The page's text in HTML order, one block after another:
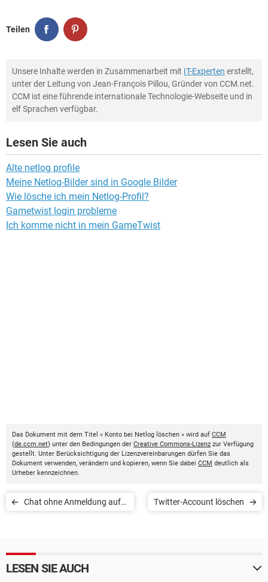
Teilen
Unsere Inhalte werden in Zusammenarbeit mit IT-Experten erstellt,
unter der Leitung von Jean-François Pillou, Gründer von CCM.net.
CCM ist eine führende internationale Technologie-Webseite und in
elf Sprachen verfügbar.
Lesen Sie auch
Alte netlog profile
Meine Netlog-Bilder sind in Google Bilder
Wie lösche ich mein Netlog-Profil?
Gametwist login probleme
Ich komme nicht in mein GameTwist
Das Dokument mit dem Titel « Konto bei Netlog löschen » wird auf CCM
(de.ccm.net) unter den Bedingungen der Creative Commons-Lizenz zur Verfügung
gestellt. Unter Berücksichtigung der Lizenzvereinbarungen dürfen Sie das
Dokument verwenden, verändern und kopieren, wenn Sie dabei CCM deutlich als
Urheber kennzeichnen.
Chat ohne Anmeldung auf
Twitter-Account löschen
LESEN SIE AUCH